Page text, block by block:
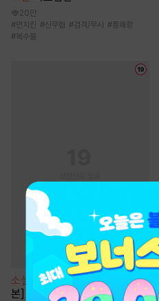
20만
#먼치킨 #신무협 #검객/무사 #통쾌함
#복수물
소설
[BL] 알파 프라이드 [단행
본]